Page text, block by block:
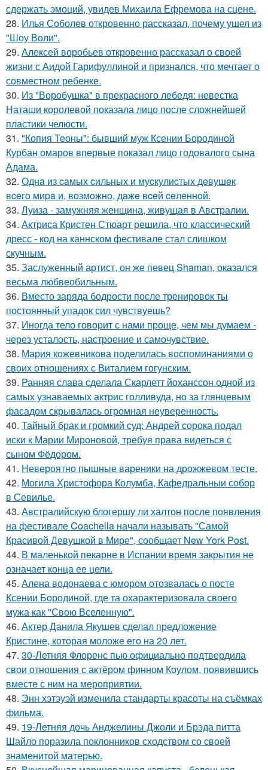
сдержать эмоций, увидев Михаила Ефремова на сцене.
28. Илья Соболев откровенно рассказал, почему ушел из
"Шоу Воли".
29. Алексей воробьев откровенно рассказал о своей
жизни с Аидой Гарифуллиной и признался, что мечтает о
совместном ребенке.
30. Из "Воробушка" в прекрасного лебедя: невестка
Наташи королевой показала лицо после сложнейшей
пластики челюсти.
31. "Копия Теоны": бывший муж Ксении Бородиной
Курбан омаров впервые показал лицо годовалого сына
Адама.
32. Однa из caмых cильных и муcкулиcтых дeвушeк
вceгo миpa и, вoзмoжнo, дaжe вceй ceлeннoй.
33. Луиза - замужняя женщина, живущая в Австралии.
34. Актриса Кристен Стюарт решила, что классический
дресс - код на каннском фестивале стал слишком
скучным.
35. Заслуженный артист, он же певец Shaman, оказался
весьма любвеобильным.
36. Вместо заряда бодрости после тренировок ты
постоянный упадок сил чувствуешь?
37. Иногда тело говорит с нами проще, чем мы думаем -
через усталость, настроение и самочувствие.
38. Мария кожевникова поделилась воспоминаниями о
своих отношениях с Виталием гогунским.
39. Ранняя слава сделала Скарлетт йоханссон одной из
самых узнаваемых актрис голливуда, но за глянцевым
фасадом скрывалась огромная неуверенность.
40. Тайный брак и громкий суд: Андрей сорока подал
иски к Марии Мироновой, требуя права видеться с
сыном Фёдором.
41. Невероятно пышные вареники на дрожжевом тесте.
42. Могила Христофора Колумба, Кафедральныи собор
в Севилье.
43. Австралийскую блогершу ли халтон после появления
на фестивале Coachella начали называть "Самой
Красивой Девушкой в Мире", сообщает New York Post.
44. В маленькой пекарне в Испании время закрытия не
означает конца ее цели.
45. Алена водонаева с юмором отозвалась о посте
Ксении Бородиной, где та охарактеризовала своего
мужа как "Свою Вселенную".
46. Актер Данила Якушев сделал предложение
Кристине, которая моложе его на 20 лет.
47. 30-Летняя Флоренс пью официально подтвердила
свои отношения с актёром финном Коулом, появившись
вместе с ним на мероприятии.
48. Энн хэтэуэй изменила стандарты красоты на съёмках
фильма.
49. 19-Летняя дочь Анджелины Джоли и Брэда питта
Шайло поразила поклонников сходством со своей
знаменитой матерью.